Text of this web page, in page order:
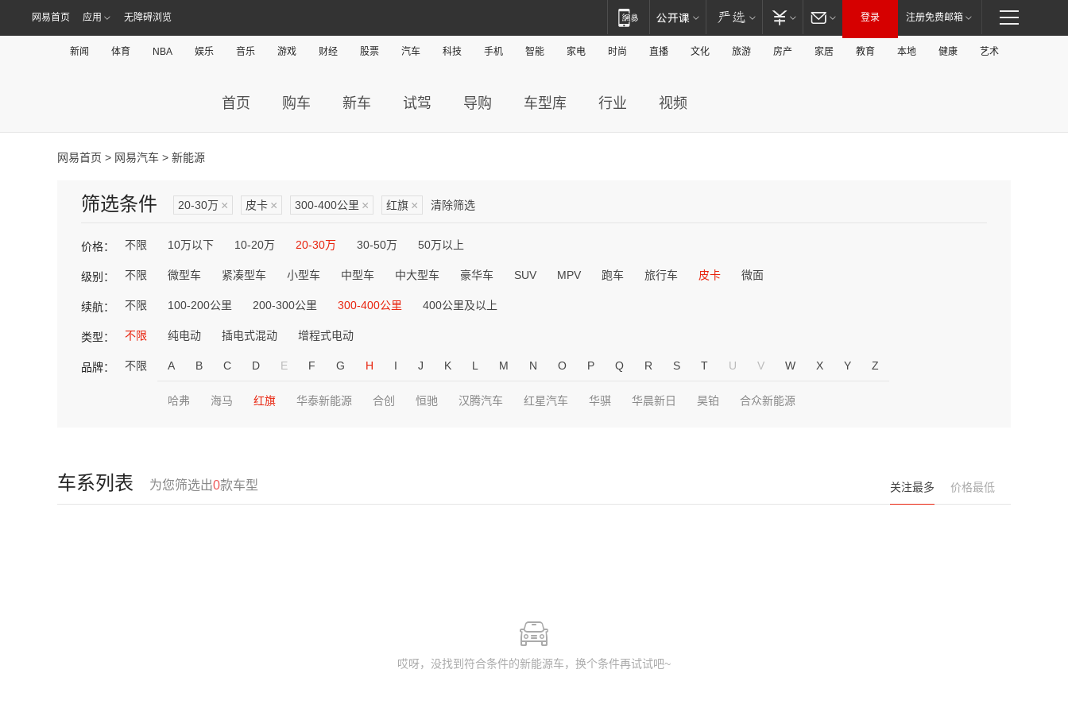
网易首页 应用 无障碍浏览 登录 注册免费邮箱
新闻 体育 NBA 娱乐 音乐 游戏 财经 股票 汽车 科技 手机 智能 家电 时尚 直播 文化 旅游 房产 家居 教育 本地 健康 艺术
首页 购车 新车 试驾 导购 车型库 行业 视频
网易首页 > 网易汽车 > 新能源
筛选条件 20-30万 × 皮卡 × 300-400公里 × 红旗 × 清除筛选
价格： 不限 10万以下 10-20万 20-30万 30-50万 50万以上
级别： 不限 微型车 紧凑型车 小型车 中型车 中大型车 豪华车 SUV MPV 跑车 旅行车 皮卡 微面
续航： 不限 100-200公里 200-300公里 300-400公里 400公里及以上
类型： 不限 纯电动 插电式混动 增程式电动
品牌： 不限 A B C D E F G H I J K L M N O P Q R S T U V W X Y Z
哈弗 海马 红旗 华泰新能源 合创 恒驰 汉腾汽车 红星汽车 华骐 华晨新日 昊铂 合众新能源
车系列表 为您筛选出0款车型 关注最多 价格最低
哎呀，没找到符合条件的新能源车，换个条件再试试吧~